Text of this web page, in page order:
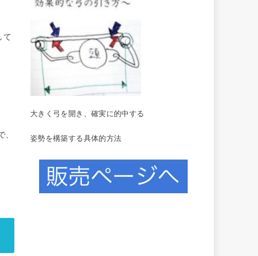
て
大きく弓を開き、確実に的中する
姿勢を構築する具体的方法